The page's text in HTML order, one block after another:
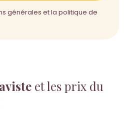
et les prix du
générales et la politique de